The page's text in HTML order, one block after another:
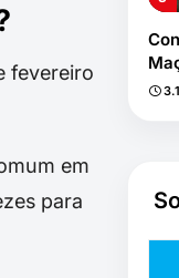
fevereiro
em
para